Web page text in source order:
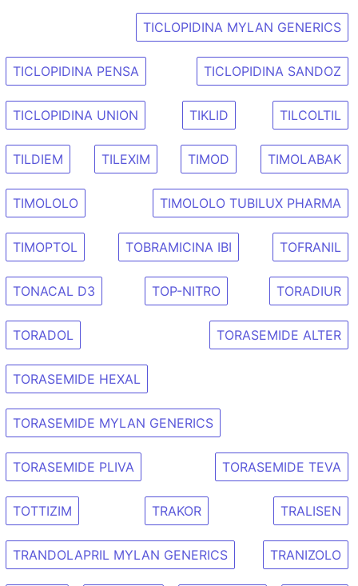
TICLOPIDINA MYLAN GENERICS
TICLOPIDINA PENSA TICLOPIDINA SANDOZ
TICLOPIDINA UNION TIKLID TILCOLTIL
TILDIEM TILEXIM TIMOD TIMOLABAK
TIMOLOLO TIMOLOLO TUBILUX PHARMA
TIMOPTOL TOBRAMICINA IBI TOFRANIL
TONACAL D3 TOP-NITRO TORADIUR
TORADOL TORASEMIDE ALTER
TORASEMIDE HEXAL
TORASEMIDE MYLAN GENERICS
TORASEMIDE PLIVA TORASEMIDE TEVA
TOTTIZIM TRAKOR TRALISEN
TRANDOLAPRIL MYLAN GENERICS TRANIZOLO